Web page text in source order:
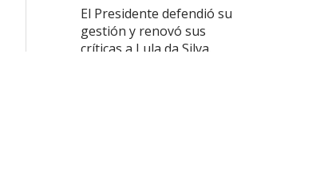
El Presidente defendió su
gestión y renovó sus
críticas a Lula da Silva.